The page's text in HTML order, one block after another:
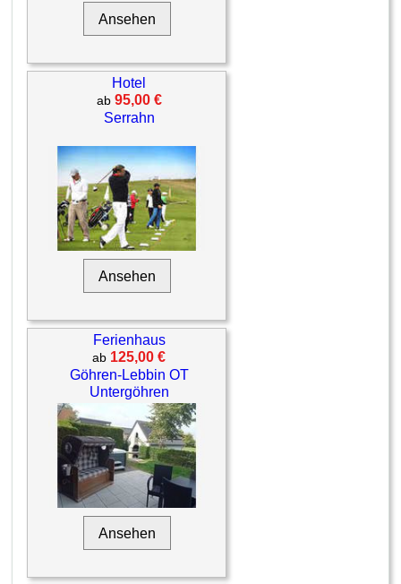
Ansehen
Hotel
ab 95,00 €
Serrahn
Ansehen
Ferienhaus
ab 125,00 €
Göhren-Lebbin OT
Untergöhren
Ansehen